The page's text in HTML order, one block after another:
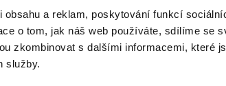
obsahu a reklam, poskytování funkcí
o tom, jak náš web používáte, sdílíme se
zkombinovat s dalšími informacemi, které
služby.
DN 150 (EN 1092-1) PN 16
DN 200 (EN 1092-1) PN 16